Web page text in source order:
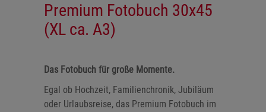
Premium Fotobuch 30x45
(XL ca. A3)
Das Fotobuch für große Momente.
Egal ob Hochzeit, Familienchronik, Jubiläum
oder Urlaubsreise, das Premium Fotobuch im